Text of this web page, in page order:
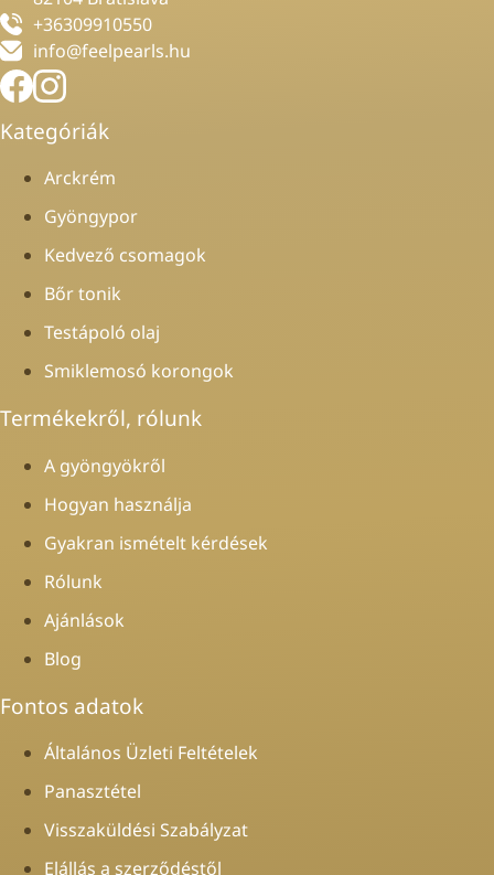
+36309910550
info@feelpearls.hu
Kategóriák
Arckrém
Gyöngypor
Kedvező csomagok
Bőr tonik
Testápoló olaj
Smiklemosó korongok
Termékekről, rólunk
A gyöngyökről
Hogyan használja
Gyakran ismételt kérdések
Rólunk
Ajánlások
Blog
Fontos adatok
Általános Üzleti Feltételek
Panasztétel
Visszaküldési Szabályzat
Elállás a szerződéstől